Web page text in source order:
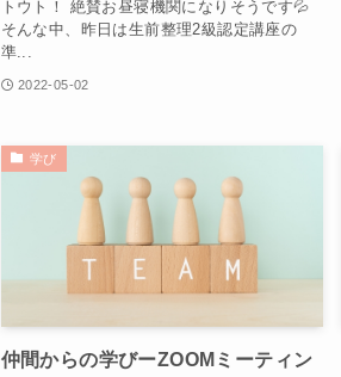
トウト！ 絶賛お昼寝機関になりそうです💦
そんな中、昨日は生前整理2級認定講座の
準...
2022-05-02
学び
仲間からの学びーZOOMミーティン